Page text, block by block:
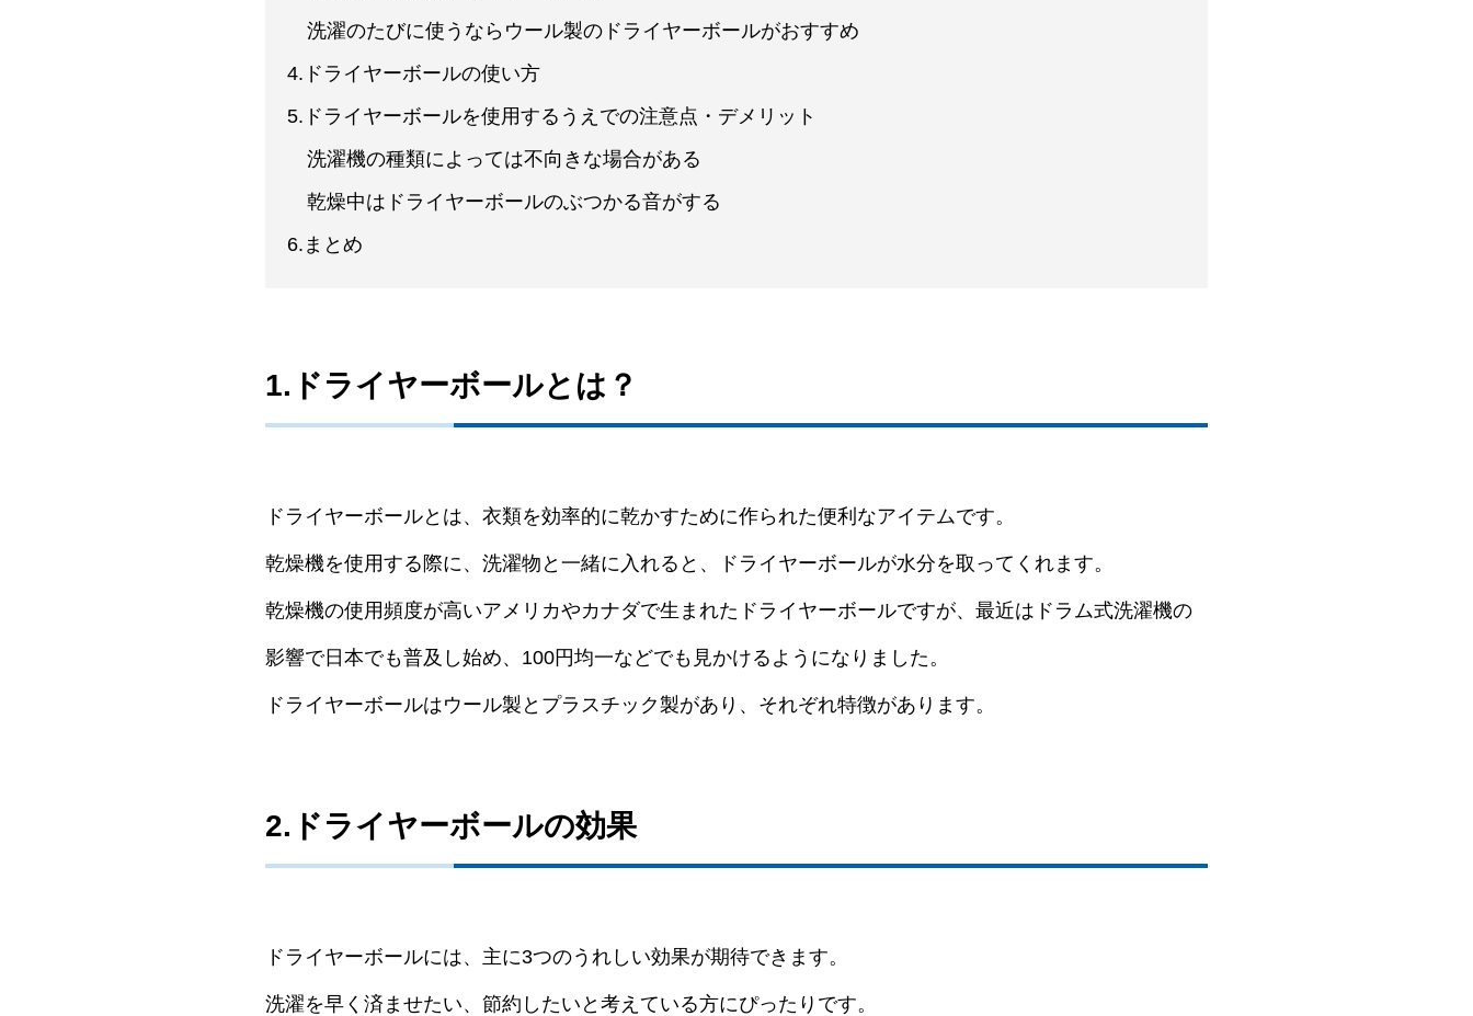
洗濯のたびに使うならウール製のドライヤーボールがおすすめ
4.ドライヤーボールの使い方
5.ドライヤーボールを使用するうえでの注意点・デメリット
洗濯機の種類によっては不向きな場合がある
乾燥中はドライヤーボールのぶつかる音がする
6.まとめ
1.ドライヤーボールとは？
ドライヤーボールとは、衣類を効率的に乾かすために作られた便利なアイテムです。
乾燥機を使用する際に、洗濯物と一緒に入れると、ドライヤーボールが水分を取ってくれます。
乾燥機の使用頻度が高いアメリカやカナダで生まれたドライヤーボールですが、最近はドラム式洗濯機の
影響で日本でも普及し始め、100円均一などでも見かけるようになりました。
ドライヤーボールはウール製とプラスチック製があり、それぞれ特徴があります。
2.ドライヤーボールの効果
ドライヤーボールには、主に3つのうれしい効果が期待できます。
洗濯を早く済ませたい、節約したいと考えている方にぴったりです。